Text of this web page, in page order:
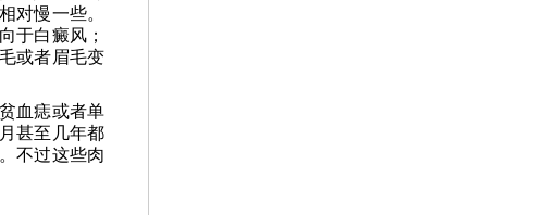
对慢一些。
于白癜风；
或者眉毛变
血痣或者单
甚至几年都
不过这些肉